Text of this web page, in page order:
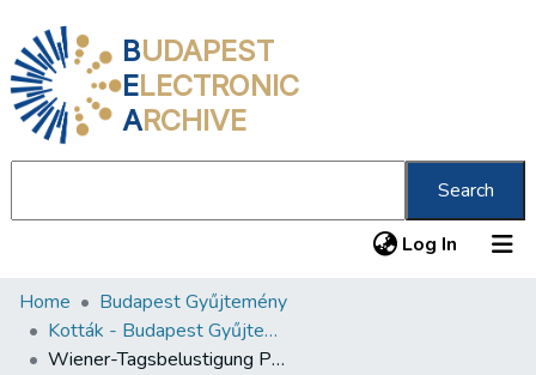
BUDAPEST
ELECTRONIC
ARCHIVE
Search
Log In (current)
Communities & Collections
All of DSpace
Home
Budapest Gyűjtemény
Kották - Budapest Gyűjtemény
Wiener-Tagsbelustigung Pot-pourri : für das Pianoforte /